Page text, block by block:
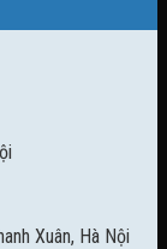
Xuân, Hà Nội